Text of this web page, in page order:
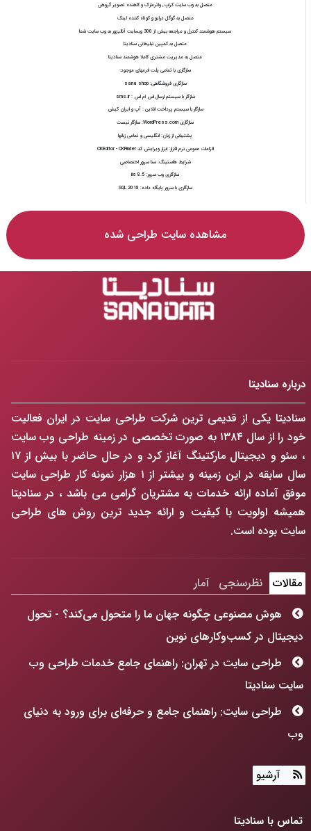
متصل به وب سایت کراپ , واترمارک و کاهنده تصویر گروهی
متصل به گوگل درایو و کوتاه کننده لینک
سیستم هوشمند کنترل و مراجعه بیش از 300 وبسایت آنالیزور به وب سایت شما
متصل به کمپین تبلیغاتی سنادیتا
متصل به مدیریت مشتری کاملا هوشمند سنادیتا
سازگاری با تمامی پلت فرمهای موجود:
سازگاری فروشگاهی:sana shop
سازگار با سیستم ارسال اس ام اس : sms.ir
سازگار با سیستم پرداخت انلاین : آپ و ایران کیش
سازگاری WordPress.com:
سازگار نیست
پشتیبانی از زبان:انگلیسی و تمامی زبانها
الزامات عمومی نرم افزار:ابزار ویرایش کد CKEditor - CKFinder
شرایط هاستینگ:سنا سرور اختصاصی
سازگاری وب سرور:iis 8.5
سازگاری با سرور پایگاه داده: SQL 2018
مشاهده سایت طراحی شده
درباره سنادیتا
سنادیتا یکی از قدیمی ترین شرکت طراحی سایت در ایران فعالیت
خود را از سال ۱۳۸۴ به صورت تخصصی در زمینه طراحی وب سایت
، سئو و دیجیتال مارکتینگ آغاز کرد و در حال حاضر با بیش از ۱۷
سال سابقه در این زمینه و بیشتر از ۱ هزار نمونه کار طراحی سایت
موفق آماده ارائه خدمات به مشتریان گرامی می باشد ، در سنادیتا
همیشه اولویت با کیفیت و ارائه جدید ترین روش های طراحی
سایت بوده است.
مقالات نظرسنجی
آمار
هوش مصنوعی چگونه جهان ما را متحول می‌کند؟ - تحول
دیجیتال در کسب‌وکارهای نوین
طراحی سایت در تهران: راهنمای جامع خدمات طراحی وب
سایت سنادیتا
طراحی سایت: راهنمای جامع و حرفه‌ای برای ورود به دنیای
وب
طراحی سایت: فراتر از رنگ و فرم، ساخت پنجره‌ای به آینده
آرشیو
تماس با سنادیتا